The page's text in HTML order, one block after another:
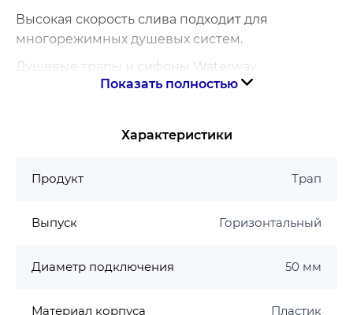
Высокая скорость слива подходит для
многорежимных душевых систем.
Душевые трапы и сифоны Waterway
производятся на современном украинском
аналогам.
Показать полностью
Характеристики
Продукт Трап
Выпуск Горизонтальный
Диаметр подключения 50 мм
Материал корпуса Пластик